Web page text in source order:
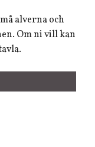
alverna och
Om ni vill kan